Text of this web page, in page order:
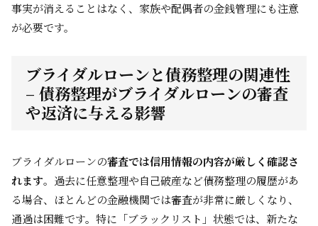
事実が消えることはなく、家族や配偶者の金銭管理にも注意
が必要です。
ブライダルローンと債務整理の関連性
– 債務整理がブライダルローンの審査
や返済に与える影響
ブライダルローンの審査では信用情報の内容が厳しく確認さ
れます。過去に任意整理や自己破産など債務整理の履歴があ
る場合、ほとんどの金融機関では審査が非常に厳しくなり、
通過は困難です。特に「ブラックリスト」状態では、新たな